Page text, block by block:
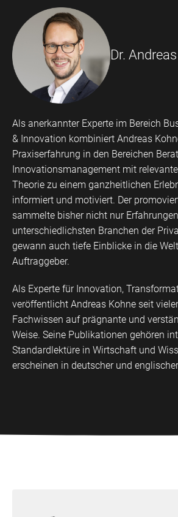
Dr.
Als anerkannter Experte im Bereich
& Innovation kombiniert Andreas
Praxiserfahrung in den Bereichen
Innovationsmanagement mit
Theorie zu einem ganzheitlichen
informiert und motiviert. Der
sammelte bisher nicht nur
unterschiedlichsten Branchen der
gewann auch tiefe Einblicke in die
Auftraggeber.
Als Experte für Innovation,
veröffentlicht Andreas Kohne seit
Fachwissen auf prägnante und
Weise. Seine Publikationen gehören
Standardlektüre in Wirtschaft und
erscheinen in deutscher und